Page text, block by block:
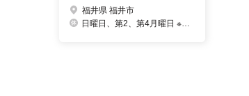
福井県 福井市
日曜日、第2、第4月曜日 ※月曜日が祭日の場合は日曜日営業